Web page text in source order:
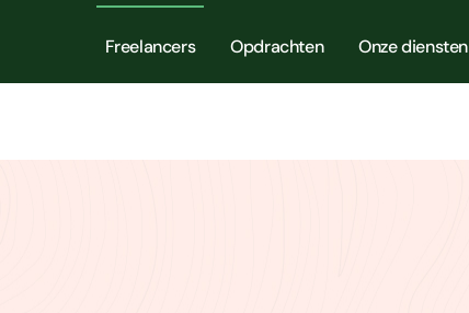
Freelancers Opdrachten Onze diensten